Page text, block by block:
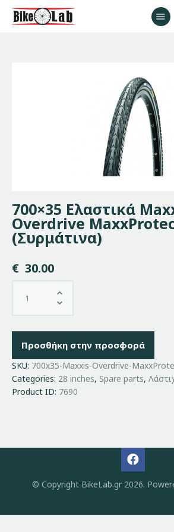
Bikelab
Σχετικά Με Εμάς
Υπηρεσίες
Επικοινωνία
H λίστα μου
700×35 Ελαστικά
Overdrive
(Συρμάτινα)
€ 30.00
Προσθήκη στην προσφορά
SKU: 700x35-Maxxis-Overdrive-
Categories: 28 inches, Spare parts,
Product ID: 7690
© Copyright BikeLab.gr 2026.